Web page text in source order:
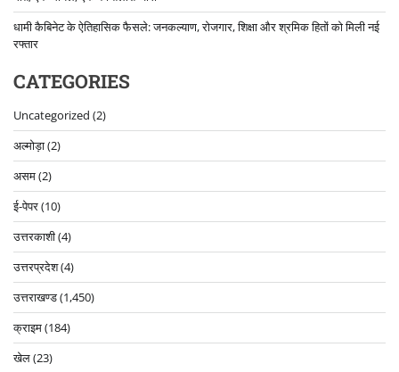
धामी कैबिनेट के ऐतिहासिक फैसले: जनकल्याण, रोजगार, शिक्षा और श्रमिक हितों को मिली नई
रफ्तार
CATEGORIES
Uncategorized (2)
अल्मोड़ा(2)
असम(2)
ई-पेपर(10)
उत्तरकाशी(4)
उत्तरप्रदेश(4)
उत्तराखण्ड(1,450)
क्राइम(184)
खेल(23)